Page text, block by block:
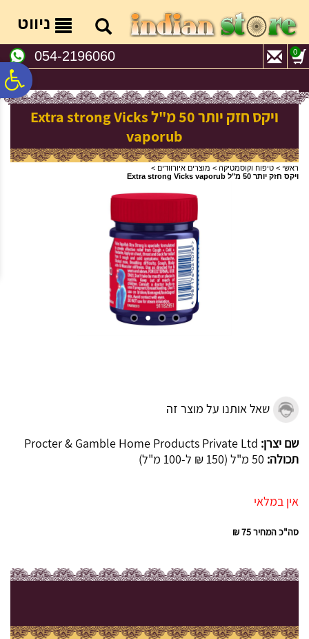
נגישות
אתר
המרכזי
ניווט
054-2196060 0
ויקס חזק יותר 50 מ"ל Extra strong Vicks
vaporub
ראשי > טיפוח וקוסמטיקה > מוצרים איורוודים >
ויקס חזק יותר 50 מ"ל Extra strong Vicks vaporub
שאל אותנו על מוצר זה
שם יצרן: Procter & Gamble Home Products Private Ltd
תכולה: 50 מ"ל (150 ₪ ל-100 מ"ל)
אין במלאי
סה"כ המחיר75 ₪